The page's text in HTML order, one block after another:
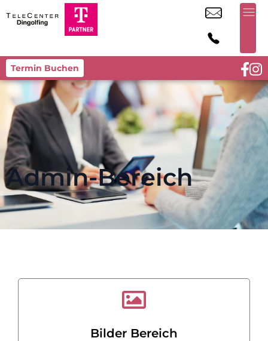
Termin Buchen
Admin-Bereich
Bilder Bereich